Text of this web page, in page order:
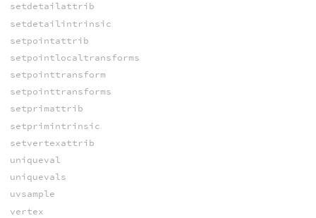
setdetailattrib
setdetailintrinsic
setpointattrib
setpointlocaltransforms
setpointtransform
setpointtransforms
setprimattrib
setprimintrinsic
setvertexattrib
uniqueval
uniquevals
uvsample
vertex